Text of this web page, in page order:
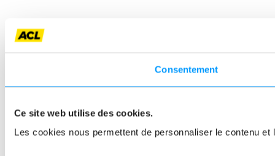
Consentement
Ce site web utilise des cookies.
Les cookies nous permettent de personnaliser le contenu